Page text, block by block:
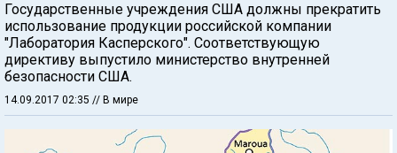
Государственные учреждения США должны прекратить
использование продукции российской компании
"Лаборатория Касперского". Соответствующую
директиву выпустило министерство внутренней
безопасности США.
14.09.2017 02:35 // В мире